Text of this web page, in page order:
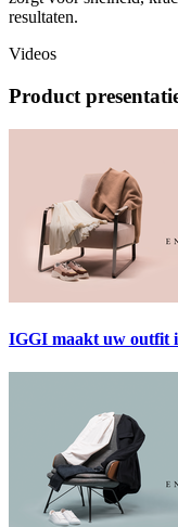
resultaten.
Videos
Product
IGGI maakt uw outfit